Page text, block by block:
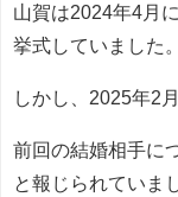
山賀は2024年4月
挙式していました。
しかし、2025年2
前回の結婚相手に
と報じられていま